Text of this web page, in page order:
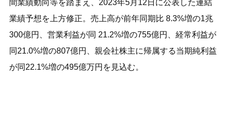
間業績動向等を踏まえ、2023年5月12日に公表した連結
業績予想を上方修正。売上高が前年同期比 8.3%増の1兆
300億円、営業利益が同 21.2%増の755億円、経常利益が
同21.0%増の807億円、親会社株主に帰属する当期純利益
が同22.1%増の495億万円を見込む。